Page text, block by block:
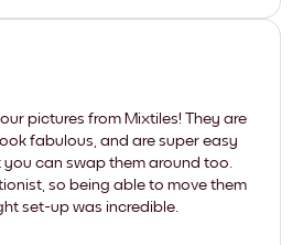
pictures from Mixtiles! They are
fabulous, and are super easy
can swap them around too.
so being able to move them
set-up was incredible.